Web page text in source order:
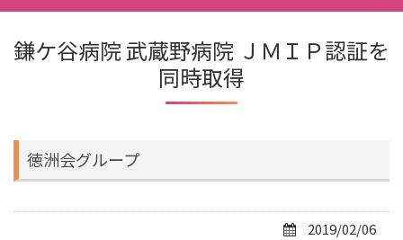
鎌ケ谷病院 武蔵野病院 ＪＭＩＰ認証を
同時取得
徳洲会グループ
2019/02/06